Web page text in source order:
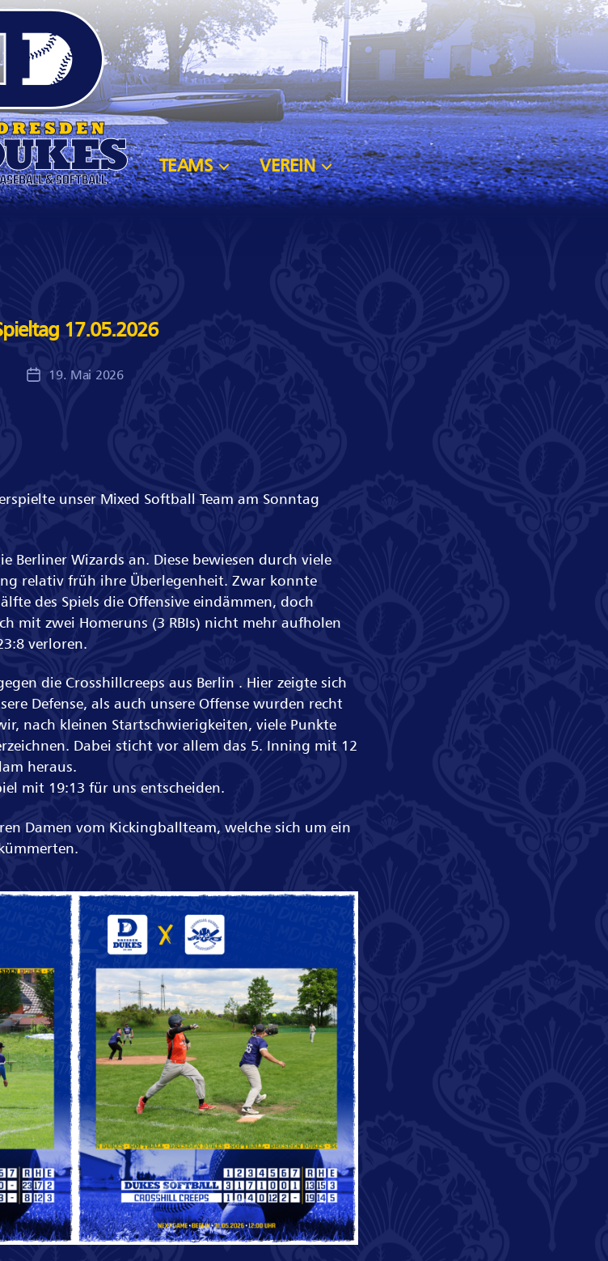
TEAMS VEREIN
17.05.2026
Veröffentlichungsdatum
19. Mai 2026
unser Mixed Softball Team am Sonntag
Berliner Wizards an. Diese bewiesen durch viele
relativ früh ihre Überlegenheit. Zwar konnte
des Spiels die Offensive eindämmen, doch
mit zwei Homeruns (3 RBIs) nicht mehr aufholen
verloren.
die Crosshillcreeps aus Berlin . Hier zeigte sich
Defense, als auch unsere Offense wurden recht
nach kleinen Startschwierigkeiten, viele Punkte
Dabei sticht vor allem das 5. Inning mit 12
heraus.
mit 19:13 für uns entscheiden.
Damen vom Kickingballteam, welche sich um ein